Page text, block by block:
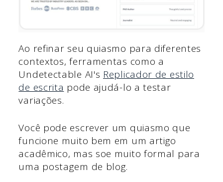
Ao refinar seu quiasmo para diferentes
contextos, ferramentas como a
Undetectable AI's Replicador de estilo
de escrita pode ajudá-lo a testar
variações.
Você pode escrever um quiasmo que
funcione muito bem em um artigo
acadêmico, mas soe muito formal para
uma postagem de blog.